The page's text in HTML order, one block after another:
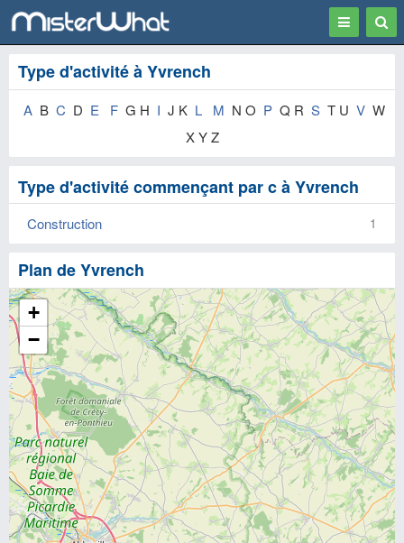
Toggle
Type d'activité à Yvrench
A B C D E F G H I J K L M N O P Q R S T U V W
X Y Z
Type d'activité commençant par c à Yvrench
Construction 1
Plan de Yvrench
+
−